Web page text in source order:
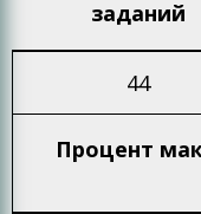
заданий
44
Процент